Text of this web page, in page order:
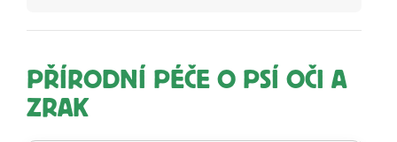
PŘÍRODNÍ PÉČE O PSÍ OČI A
ZRAK